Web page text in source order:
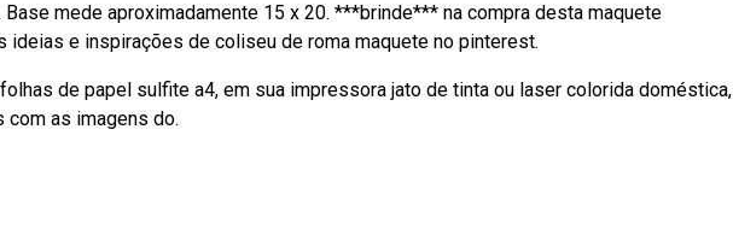
mede aproximadamente 15 x 20. ***brinde*** na compra desta maquete
ideias e inspirações de coliseu de roma maquete no pinterest.
de papel sulfite a4, em sua impressora jato de tinta ou laser colorida doméstica,
com as imagens do.